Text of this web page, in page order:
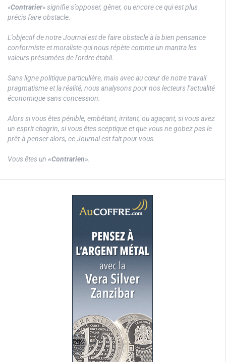
«Contrarier» signifie s’opposer, gêner, ou encore ce qui est plus
précis faire obstacle.
L’objectif de notre Journal est de faire obstacle à la bien pensance
conformiste et moraliste qui nous répète comme un mantra les
valeurs présumées de l’ordre établi.
Sans ligne politique particulière, mais avec au cœur de notre travail
pragmatisme et la réalité, nous analysons pour nos lecteurs l’actualité
économique sans concession.
Alors si vous êtes pénible, embêtant, irritant, ou agaçant, si vous avez
un esprit chagrin, si vous êtes sceptique et que vous ne gobez pas le
prêt-à-penser alors, ce Journal est fait pour vous.
Vous êtes un «Contrarien».